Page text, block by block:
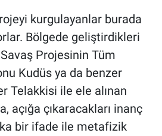
kurgulayanlar burada
Bölgede geliştirdikleri
Projesinin Tüm
Kudüs ya da benzer
Telakkisi ile ele alınan
açığa çıkaracakları inanç
bir ifade ile metafizik